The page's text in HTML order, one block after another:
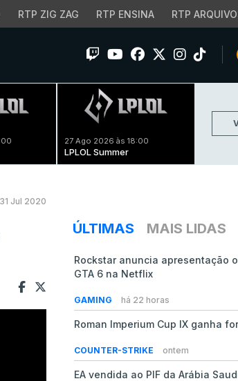
RTP ZIG ZAG RTP ENSINA RTP
27 Ago 2026 às 18:00
LPLOL Summer
31 Jul 2020
ÚLTIMAS MAIS LIDAS
Rockstar anuncia apresentação
GTA 6 na Netflix
GAMING há 22 horas
Roman Imperium Cup IX ganha
COUNTER-STRIKE ontem
EA vendida ao PIF da Arábia